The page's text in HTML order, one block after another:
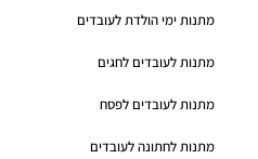
מתנות ימי הולדת לעובדים
מתנות לעובדים לחגים
מתנות לעובדים לפסח
מתנות לחתונה לעובדים